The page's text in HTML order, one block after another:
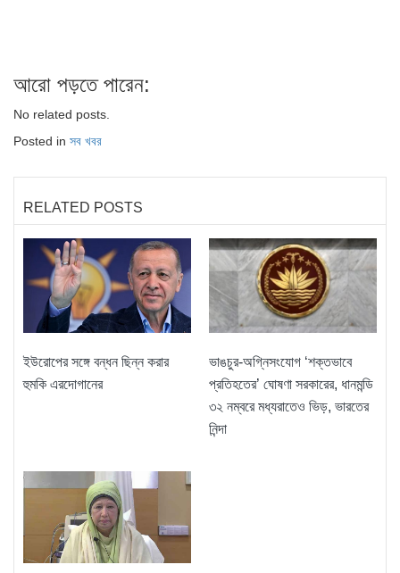
আরো পড়তে পারেন:
No related posts.
Posted in সব খবর
RELATED POSTS
ইউরোপের সঙ্গে বন্ধন ছিন্ন করার
হুমকি এরদোগানের
ভাঙচুর-অগ্নিসংযোগ ‘শক্তভাবে
প্রতিহতের’ ঘোষণা সরকারের, ধানমন্ডি
৩২ নম্বরে মধ্যরাতেও ভিড়, ভারতের
নিন্দা